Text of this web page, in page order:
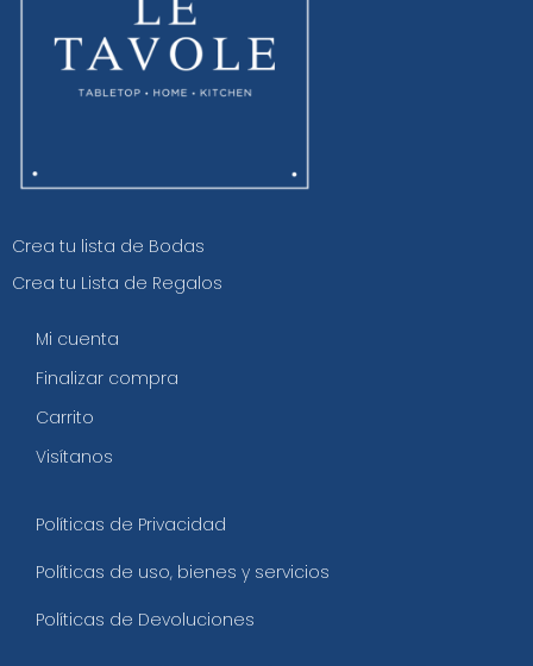
Crea tu lista de Bodas
Crea tu Lista de Regalos
Mi cuenta
Finalizar compra
Carrito
Visítanos
Políticas de Privacidad
Políticas de uso, bienes y servicios
Políticas de Devoluciones